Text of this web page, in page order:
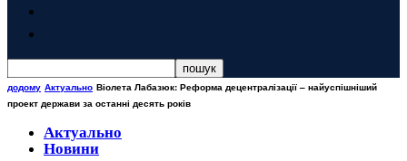
додому Актуально Віолета Лабазюк: Реформа децентралізації – найуспішніший
проект держави за останні десять років
Актуально
Новини